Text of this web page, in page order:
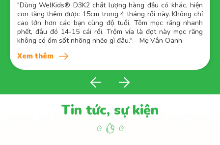
"Tom dùng WelKids® D3K2 này, thấy ăn uống tốt hơn, ngủ
tròn giấc, giảm ốm vặt hẳn. Trước đi khám, chiều cao của
Tom chạm mốc 92cm trong khi bé trai 2 tuổi chỉ có độ cao
trung bình là 87cm thôi." - Mẹ Oanh
Xem thêm
Tin tức, sự kiện